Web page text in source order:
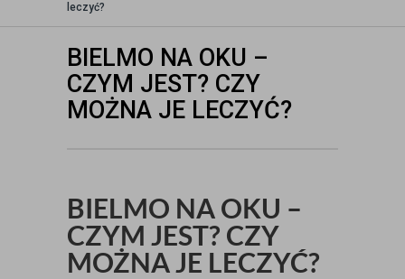
leczyć?
BIELMO NA OKU –
CZYM JEST? CZY
MOŻNA JE LECZYĆ?
BIELMO NA OKU –
CZYM JEST? CZY
MOŻNA JE LECZYĆ?